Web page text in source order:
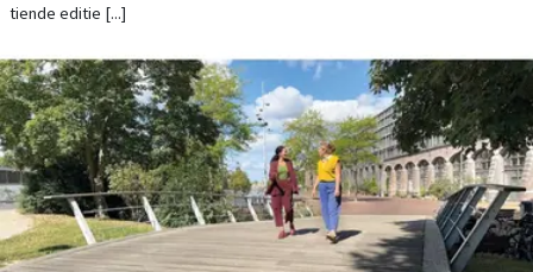
tiende editie [...]